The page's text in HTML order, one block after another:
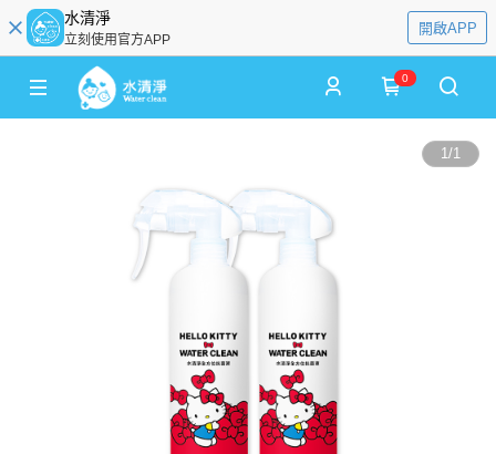
水清淨
立刻使用官方APP
開啟APP
0
1/1